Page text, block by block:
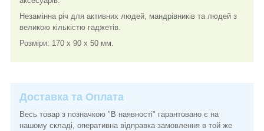
Незамінна річ для активних людей, мандрівників та людей з
великою кількістю гаджетів.
Розміри: 170 х 90 х 50 мм.
Доставка та Оплата
Весь товар з позначкою "В наявності" гарантовано є на
нашому складі, оперативна відправка замовлення в той же